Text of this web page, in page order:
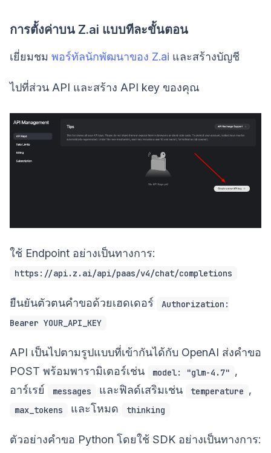
การตั้งค่าบน Z.ai แบบทีละขั้นตอน
เยี่ยมชม พอร์ทัลนักพัฒนาของ Z.ai และสร้างบัญชี
ไปที่ส่วน API และสร้าง API key ของคุณ
ใช้ Endpoint อย่างเป็นทางการ:
https://api.z.ai/api/paas/v4/chat/completions
ยืนยันตัวตนคำขอด้วยเฮดเดอร์
Authorization:
Bearer YOUR_API_KEY
API เป็นไปตามรูปแบบที่เข้ากันได้กับ OpenAI ส่งคำขอ
POST พร้อมพารามิเตอร์เช่น
model: "glm-4.7" ,
อาร์เรย์
messages และฟิลด์เสริมเช่น temperature ,
max_tokens และโหมด thinking
ตัวอย่างคำขอ Python โดยใช้ SDK อย่างเป็นทางการ: